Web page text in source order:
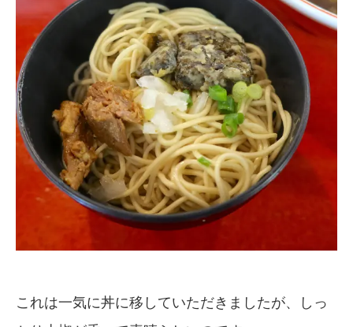
これは一気に丼に移していただきましたが、しっ